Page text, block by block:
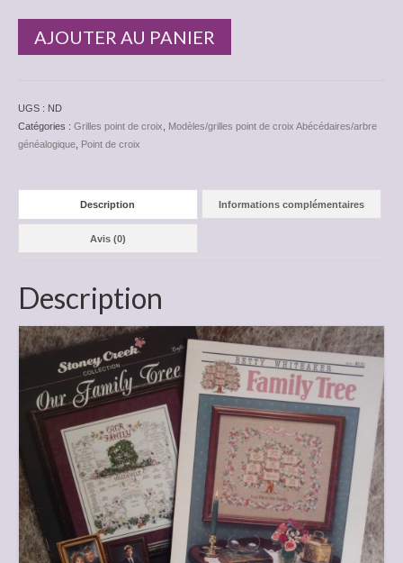
AJOUTER AU PANIER
UGS : ND
Catégories : Grilles point de croix
Modèles/grilles point de croix Abécédaires/arbre
généalogique Point de croix
Description Informations complémentaires
Avis (0)
Description